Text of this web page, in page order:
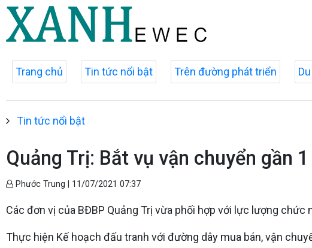
Trang chủ Tin tức nổi bật Trên đường phát triển
Tin tức nổi bật
Quảng Trị: Bắt vụ vận chuyển gần
Phước Trung | 11/07/2021 07:37
Các đơn vị của BĐBP Quảng Trị vừa phối hợp với lực lượng
Thực hiện Kế hoạch đấu tranh với đường dây mua bán, vận